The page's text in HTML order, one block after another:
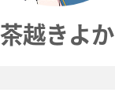
茶越きよか